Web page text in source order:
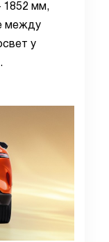
1852 мм,
между
у